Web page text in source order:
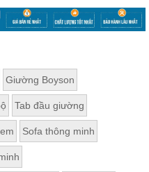
Giường Boyson
Tab đầu giường
Sofa thông minh